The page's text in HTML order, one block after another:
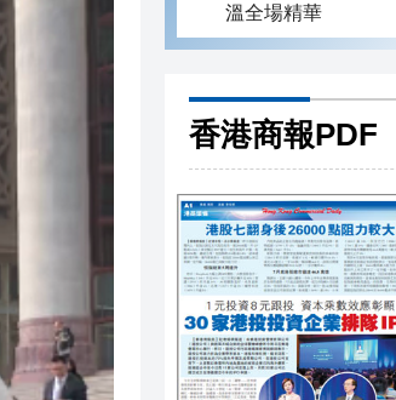
溫全場精華
香港商報PDF